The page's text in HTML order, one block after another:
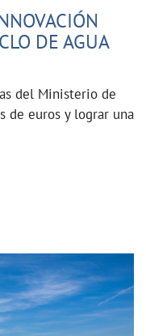
DE AGUA
del Ministerio de
de euros y lograr una